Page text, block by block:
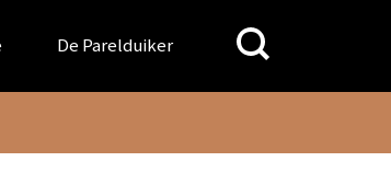
De Parelduiker
Search
for: